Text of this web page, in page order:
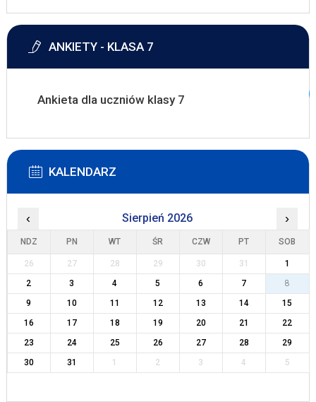
ANKIETY - KLASA 7
Ankieta dla uczniów klasy 7
KALENDARZ
‹ Sierpień 2026 ›
NDZ PN WT ŚR CZW PT SOB
26 27 28 29 30 31
1
2
3 4 5 6 7
8
9
10 11 12 13 14
15
16
17 18 19 20 21
22
23
24 25 26 27 28
29
30
31 1 2 3 4 5